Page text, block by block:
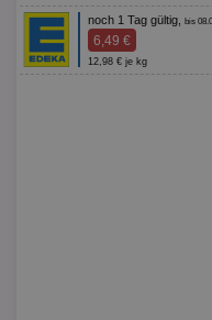
noch 1 Tag gültig, bis
6,49 €
12,98 € je kg